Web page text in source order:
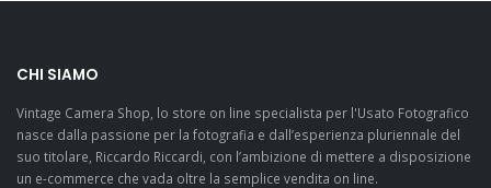
casualmente
fantastico e-
commerce mentre ero
alla ricerca di una
veloci ed onesti. La
consiglio
sicuramente....
CHI SIAMO
Vintage Camera Shop, lo store on line specialista per l'Usato Fotografico
nasce dalla passione per la fotografia e dall’esperienza pluriennale del
suo titolare, Riccardo Riccardi, con l’ambizione di mettere a disposizione
un e-commerce che vada oltre la semplice vendita on line.